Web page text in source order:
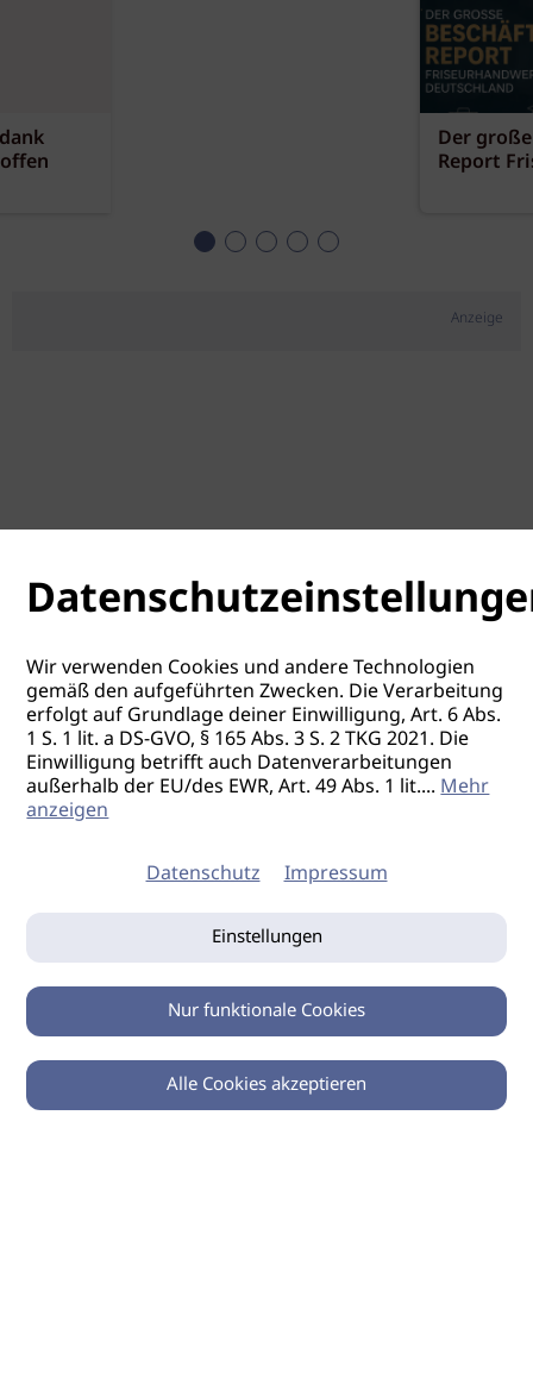
Der
Report
Anzeige
0
Wir verwenden Cookies und andere Technologien
gemäß den aufgeführten Zwecken. Die Verarbeitung
erfolgt auf Grundlage deiner Einwilligung, Art. 6 Abs.
1 S. 1 lit. a DS-GVO, § 165 Abs. 3 S. 2 TKG 2021. Die
Einwilligung betrifft auch Datenverarbeitungen
außerhalb der EU/des EWR, Art. 49 Abs. 1 lit....Mehr
anzeigen
Datenschutz Impressum
Einstellungen
Nur funktionale Cookies
Alle Cookies akzeptieren